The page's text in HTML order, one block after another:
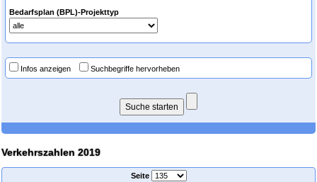
Bedarfsplan (BPL)-Projekttyp
Infos anzeigen Suchbegriffe hervorheben
Verkehrszahlen 2019
Seite